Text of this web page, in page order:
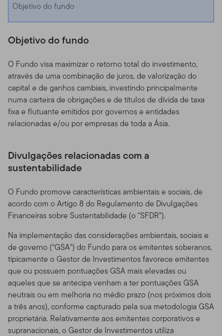
Objetivo do fundo
Objetivo do fundo
O Fundo visa maximizar o retorno total do investimento,
através de uma combinação de juros, de valorização do
capital e de ganhos cambiais, investindo principalmente
numa carteira de obrigações e de títulos de dívida de taxa
fixa e flutuante emitidos por governos e entidades
relacionadas e/ou por empresas de toda a Ásia.
Divulgações relacionadas com a
sustentabilidade
O Fundo promove características ambientais e sociais, de
acordo com o Artigo 8 do Regulamento de Divulgações
Financeiras sobre Sustentabilidade (o “SFDR”).
Na implementação das considerações ambientais, sociais e
de governo (“GSA”) do Fundo para os emitentes soberanos,
tipicamente o Gestor de Investimentos favorece emitentes
que ou possuem pontuações GSA mais elevadas ou
aqueles que se antecipa venham a ter pontuações GSA
neutrais ou em melhoria no médio prazo (nos próximos dois
a três anos), conforme capturado pela sua metodologia GSA
proprietária. Relativamente aos emitentes corporativos e
supranacionais, o Gestor de Investimentos utiliza